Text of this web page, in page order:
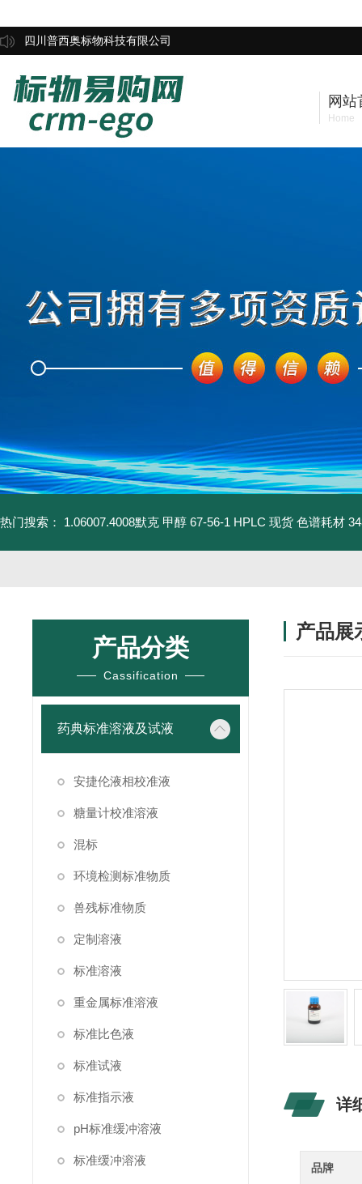
四川普西奥标物科技有限公司
网站
Home
热门搜索： 1.06007.4008默克 甲醇 67-56-1 HPLC 现货 色谱耗材
产品分类
Cassification
药典标准溶液及试液
安捷伦液相校准液
糖量计校准溶液
混标
环境检测标准物质
兽残标准物质
定制溶液
标准溶液
重金属标准溶液
标准比色液
标准试液
标准指示液
pH标准缓冲溶液
标准缓冲溶液
产品展
详
品牌